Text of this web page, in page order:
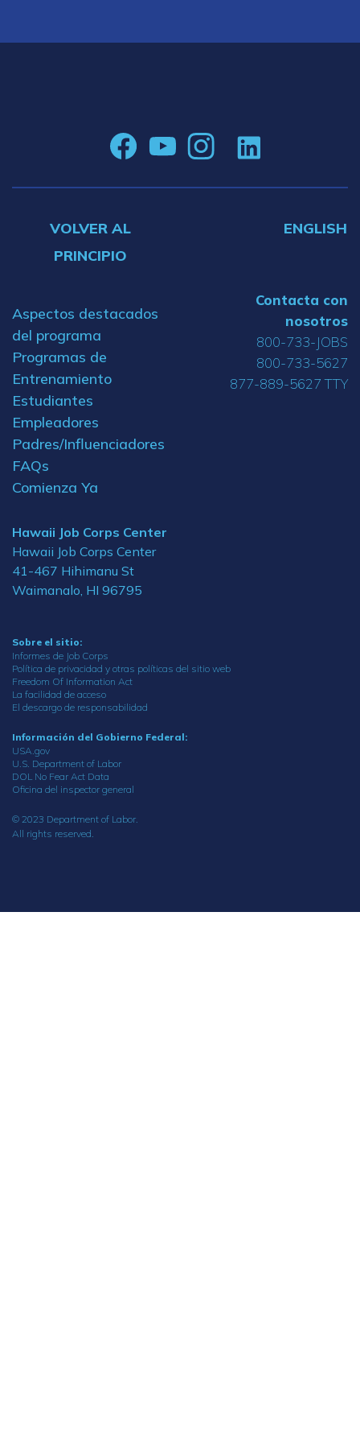
VOLVER AL
PRINCIPIO
ENGLISH
Aspectos destacados
del programa
Programas de
Entrenamiento
Estudiantes
Empleadores
Padres/Influenciadores
FAQs
Comienza Ya
Hawaii Job Corps Center
Hawaii Job Corps Center
41-467 Hihimanu St
Waimanalo, HI 96795
Contacta con
nosotros
800-733-JOBS
800-733-5627
877-889-5627 TTY
Sobre el sitio:
Informes de Job Corps
Política de privacidad y otras políticas del sitio web
Freedom Of Information Act
La facilidad de acceso
El descargo de responsabilidad
Información del Gobierno Federal:
USA.gov
U.S. Department of Labor
DOL No Fear Act Data
Oficina del inspector general
© 2023 Department of Labor.
All rights reserved.